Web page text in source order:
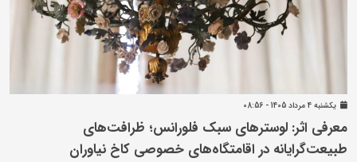
يکشنبه 4 مرداد 1405 - 08:56
معرفی اثر: لوسترهای سبک فلورانس؛ ظرافت‌های
طبیعت‌گرایانه در اقامتگاه‌های خصوصی کاخ نیاوران